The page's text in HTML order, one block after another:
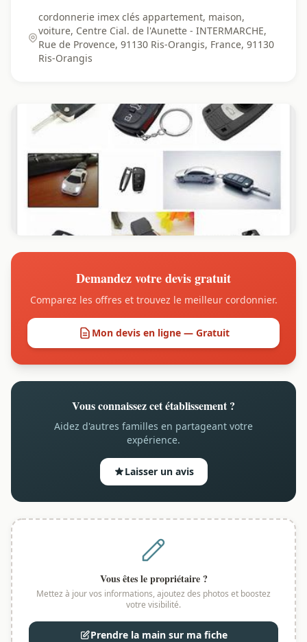
cordonnerie imex clés appartement, maison,
voiture, Centre Cial. de l'Aunette - INTERMARCHE,
Rue de Provence, 91130 Ris-Orangis, France, 91130
Ris-Orangis
Demandez votre devis gratuit
Comparez les offres et trouvez le meilleur cordonnier.
Mon devis en ligne — Gratuit
Vous connaissez cet établissement ?
Aidez d'autres familles en partageant votre
expérience.
Laisser un avis
Vous êtes le propriétaire ?
Mettez à jour vos informations, ajoutez des photos et boostez
votre visibilité.
Prendre la main sur ma fiche